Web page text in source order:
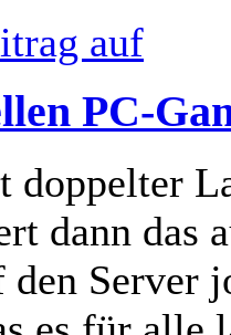
auf
PC-
doppelter
dann das
den Server